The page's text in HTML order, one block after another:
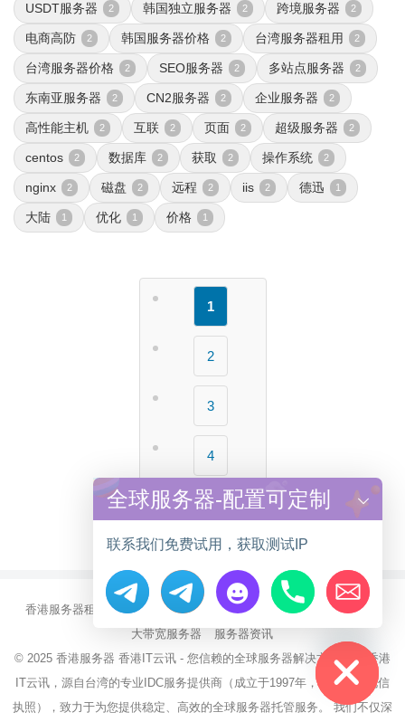
USDT服务器 2 韩国独立服务器 2 跨境服务器 2
电商高防 2 韩国服务器价格 2 台湾服务器租用 2
台湾服务器价格 2 SEO服务器 2 多站点服务器 2
东南亚服务器 2 CN2服务器 2 企业服务器 2
高性能主机 2 互联 2 页面 2 超级服务器 2
centos 2 数据库 2 获取 2 操作系统 2
nginx 2 磁盘 2 远程 2 iis 2 德迅 1
大陆 1 优化 1 价格 1
1
2
3
4
下一页 »
香港服务器租用 海外CN2服务器 站群多IP服务器
海外云服务器
大带宽服务器
服务器资讯
© 2025 香港服务器 香港IT云讯 - 您信赖的全球服务器解决方案伙伴 香港
IT云讯，源自台湾的专业IDC服务提供商（成立于1997年，持有NCC电信
执照），致力于为您提供稳定、高效的全球服务器托管服务。 我们不仅深
Hide chaty
全球服务器-配置可定制
联系我们免费试用，获取测试IP